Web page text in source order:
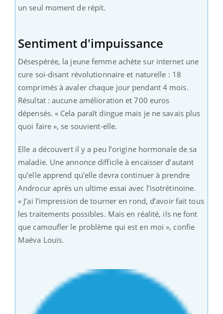
un seul moment de répit.
Sentiment d'impuissance
Désespérée, la jeune femme achète sur internet une
cure soi-disant révolutionnaire et naturelle : 18
comprimés à avaler chaque jour pendant 4 mois.
Résultat : aucune amélioration et 700 euros
dépensés. « Cela paraît dingue mais je ne savais plus
quoi faire », se souvient-elle.
Elle a découvert il y a peu l’origine hormonale de sa
maladie. Une annonce difficile à encaisser d’autant
qu’elle apprend qu’elle devra continuer à prendre
Androcur après un ultime essai avec l’isotrétinoïne.
« J’ai l’impression de tourner en rond, d’avoir fait tous
les traitements possibles. Mais en réalité, ils ne font
que camoufler le problème qui est en moi », confie
Maéva Louis.